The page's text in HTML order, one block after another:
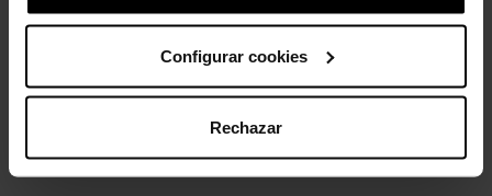
Configurar cookies
Rechazar
69,99 € 55,99 €